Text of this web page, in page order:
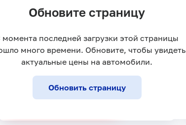
136 л.с. 2014
118 000 км
1 049 000 ₽
Купить в кредит
Обновите страницу
момента последней загрузки этой страницы
много времени. Обновите, чтобы увидеть
актуальные цены на автомобили.
Обновить страницу